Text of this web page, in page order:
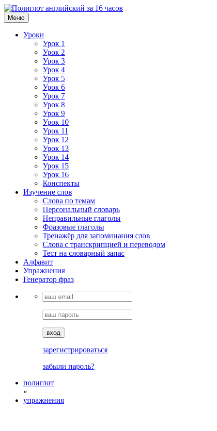
Меню
Уроки
Урок 1
Урок 2
Урок 3
Урок 4
Урок 5
Урок 6
Урок 7
Урок 8
Урок 9
Урок 10
Урок 11
Урок 12
Урок 13
Урок 14
Урок 15
Урок 16
Конспекты
Изучение слов
Слова по темам
Персональный словарь
Неправильные глаголы
Фразовые глаголы
Тренажёр для запоминания слов
Cлова с транскрипцией и переводом
Тест на словарный запас
Алфавит
Упражнения
Генератор фраз
вход
зарегистрироваться
забыли пароль?
полиглот
»
упражнения